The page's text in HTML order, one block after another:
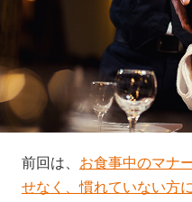
前回は、 お食事中のマナ
せなく、慣れていない方